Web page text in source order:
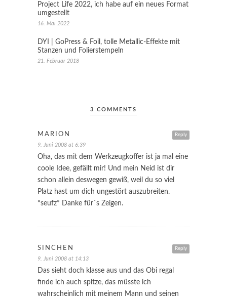
Project Life 2022, ich habe auf ein neues Format
umgestellt
16. Mai 2022
DYI | GoPress & Foil, tolle Metallic-Effekte mit
Stanzen und Folierstempeln
21. Februar 2018
3 COMMENTS
Reply
MARION
9. Juni 2008 at 6:39
Oha, das mit dem Werkzeugkoffer ist ja mal eine
coole Idee, gefällt mir! Und mein Neid ist dir
schon allein deswegen gewiß, weil du so viel
Platz hast um dich ungestört auszubreiten.
*seufz* Danke für´s Zeigen.
Reply
SINCHEN
9. Juni 2008 at 14:13
Das sieht doch klasse aus und das Obi regal
finde ich auch spitze, das müsste ich
wahrscheinlich mit meinem Mann und seinen